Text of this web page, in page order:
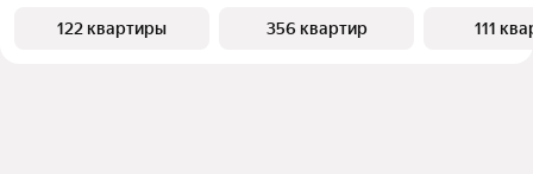
122 квартиры 356 квартир 111